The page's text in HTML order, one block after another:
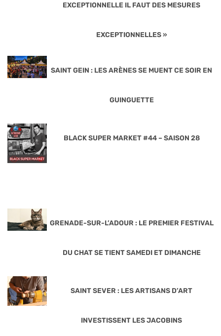
EXCEPTIONNELLE IL FAUT DES MESURES
EXCEPTIONNELLES »
SAINT GEIN : LES ARÈNES SE MUENT CE SOIR EN
GUINGUETTE
BLACK SUPER MARKET #44 – SAISON 28
GRENADE-SUR-L’ADOUR : LE PREMIER FESTIVAL
DU CHAT SE TIENT SAMEDI ET DIMANCHE
SAINT SEVER : LES ARTISANS D’ART
INVESTISSENT LES JACOBINS